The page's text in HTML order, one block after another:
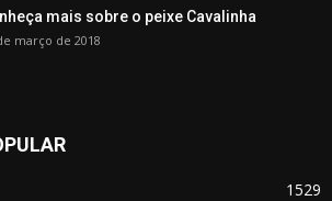
mais sobre o peixe Cavalinha
março de 2018
1529